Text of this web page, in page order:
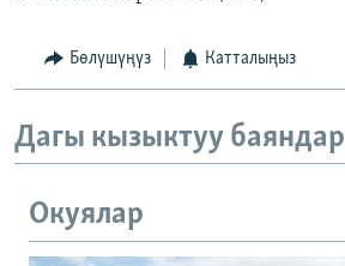
Бөлүшүңүз Катталыңыз
Дагы кызыктуу баяндар
Окуялар